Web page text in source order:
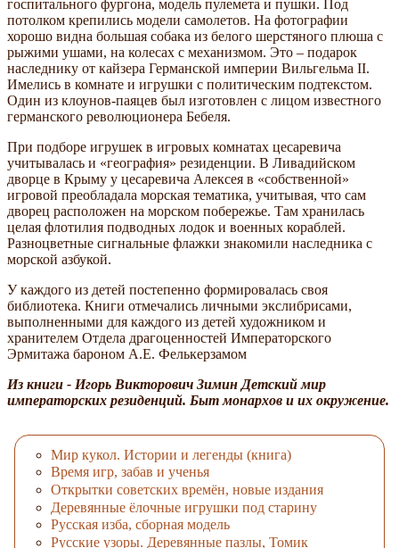
госпитального фургона, модель пулемета и пушки. Под
потолком крепились модели самолетов. На фотографии
хорошо видна большая собака из белого шерстяного плюша с
рыжими ушами, на колесах с механизмом. Это – подарок
наследнику от кайзера Германской империи Вильгельма II.
Имелись в комнате и игрушки с политическим подтекстом.
Один из клоунов-паяцев был изготовлен с лицом известного
германского революционера Бебеля.
При подборе игрушек в игровых комнатах цесаревича
учитывалась и «география» резиденции. В Ливадийском
дворце в Крыму у цесаревича Алексея в «собственной»
игровой преобладала морская тематика, учитывая, что сам
дворец расположен на морском побережье. Там хранилась
целая флотилия подводных лодок и военных кораблей.
Разноцветные сигнальные флажки знакомили наследника с
морской азбукой.
У каждого из детей постепенно формировалась своя
библиотека. Книги отмечались личными экслибрисами,
выполненными для каждого из детей художником и
хранителем Отдела драгоценностей Императорского
Эрмитажа бароном А.Е. Фелькерзамом
Из книги - Игорь Викторович Зимин Детский мир
императорских резиденций. Быт монархов и их окружение.
Мир кукол. Истории и легенды (книга)
Время игр, забав и ученья
Открытки советских времён, новые издания
Деревянные ёлочные игрушки под старину
Русская изба, сборная модель
Русские узоры. Деревянные пазлы, Томик